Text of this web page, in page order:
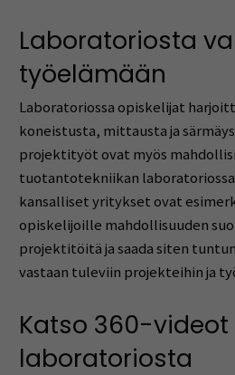
Laboratoriosta
työelämään
Laboratoriossa opiskelijat
koneistusta, mittausta ja
projektityöt ovat myös
tuotantotekniikan
kansalliset yritykset ovat
opiskelijoille mahdollisuuden
projektitöitä ja saada siten
vastaan tuleviin projekteihin ja
Katso 360-videot
laboratoriosta